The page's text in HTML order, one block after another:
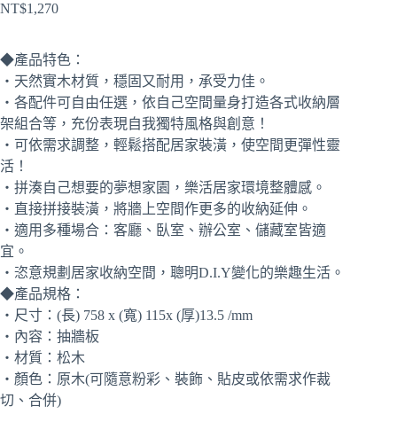
NT$1,270
◆產品特色：
‧天然實木材質，穩固又耐用，承受力佳。
‧各配件可自由任選，依自己空間量身打造各式收納層
架組合等，充份表現自我獨特風格與創意！
‧可依需求調整，輕鬆搭配居家裝潢，使空間更彈性靈
活！
‧拼湊自己想要的夢想家園，樂活居家環境整體感。
‧直接拼接裝潢，將牆上空間作更多的收納延伸。
‧適用多種場合：客廳、臥室、辦公室、儲藏室皆適
宜。
‧恣意規劃居家收納空間，聰明D.I.Y變化的樂趣生活。
◆產品規格：
‧尺寸：(長) 758 x (寬) 115x (厚)13.5 /mm
‧內容：抽牆板
‧材質：松木
‧顏色：原木(可隨意粉彩、裝飾、貼皮或依需求作裁
切、合併)